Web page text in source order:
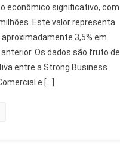
econômico significativo, com
Este valor representa
3,5% em
Os dados são fruto de
entre a Strong Business
e […]